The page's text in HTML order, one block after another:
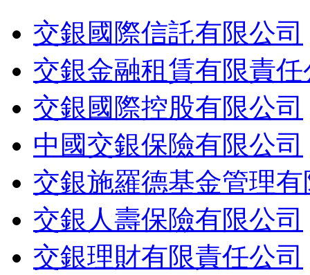
交銀國際信託有限公司
交銀金融租賃有限責任
交銀國際控股有限公司
中國交銀保險有限公司
交銀施羅德基金管理
交銀人壽保險有限公司
交銀理財有限責任公司